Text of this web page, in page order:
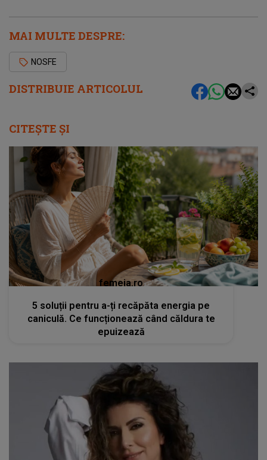
DISTRIBUIE ARTICOLUL
MAI MULTE DESPRE:
NOSFE
CITEȘTE ȘI
femeia.ro
5 soluții pentru a-ți recăpăta energia pe
caniculă. Ce funcționează când căldura te
epuizează